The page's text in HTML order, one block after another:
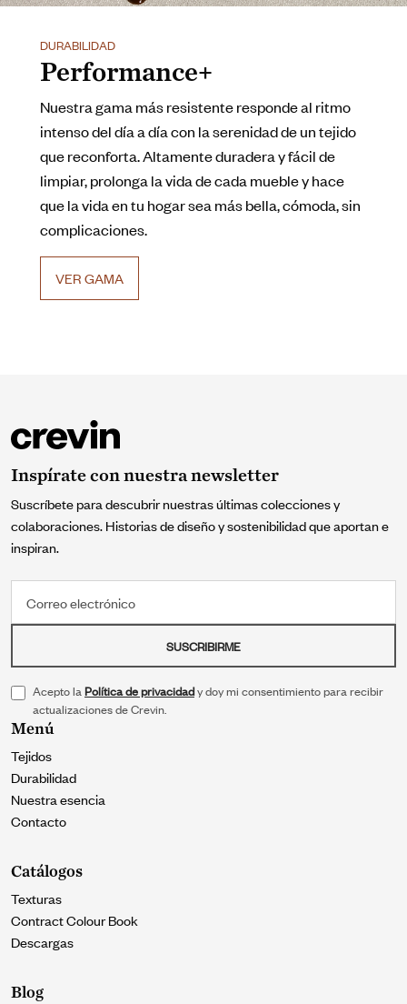
DURABILIDAD
Performance+
Nuestra gama más resistente responde al ritmo
intenso del día a día con la serenidad de un tejido
que reconforta. Altamente duradera y fácil de
limpiar, prolonga la vida de cada mueble y hace
que la vida en tu hogar sea más bella, cómoda, sin
complicaciones.
VER GAMA
Inspírate con nuestra newsletter
Suscríbete para descubrir nuestras últimas colecciones y
colaboraciones. Historias de diseño y sostenibilidad que aportan e
inspiran.
SUSCRIBIRME
Acepto laPolítica de privacidady doy mi consentimiento para recibir
actualizaciones de Crevin.
Menú
Tejidos
Durabilidad
Nuestra esencia
Contacto
Catálogos
Texturas
Contract Colour Book
Descargas
Blog